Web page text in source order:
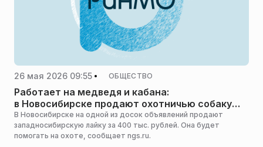
26 мая 2026 09:55 ОБЩЕСТВО
Работает на медведя и кабана:
в Новосибирске продают охотничью собаку
за 400 тыс
В Новосибирске на одной из досок объявлений продают
западносибирскую лайку за 400 тыс. рублей. Она будет
помогать на охоте, сообщает ngs.ru.